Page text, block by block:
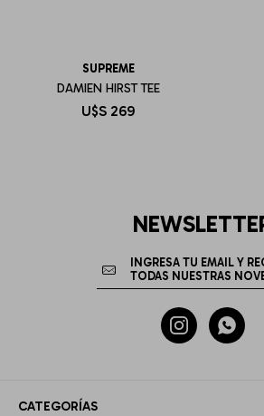
SUPREME
DAMIEN HIRST TEE
U$S 269
CATEGORÍAS
 